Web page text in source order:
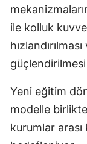
ile kolluk
Yeni eğitim
modelle
kurumlar arası